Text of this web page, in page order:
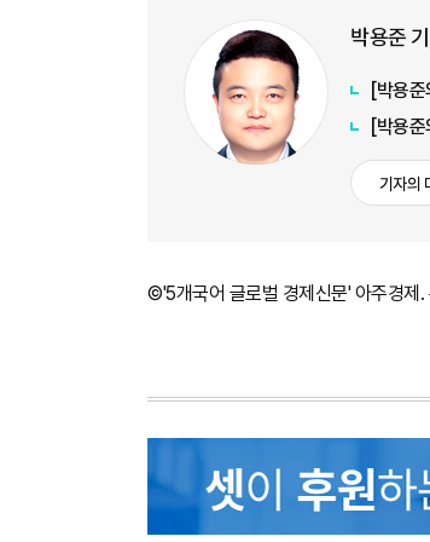
박용준
[박용
[박용
기자의
©'5개국어 글로벌 경제신문' 아주경제.